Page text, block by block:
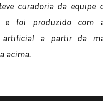
curadoria da equipe
e foi produzido com
artificial a partir da
acima.